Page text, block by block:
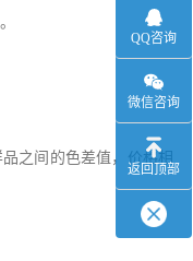
之间的色差值，价格相
QQ咨询
微信咨询
返回顶部